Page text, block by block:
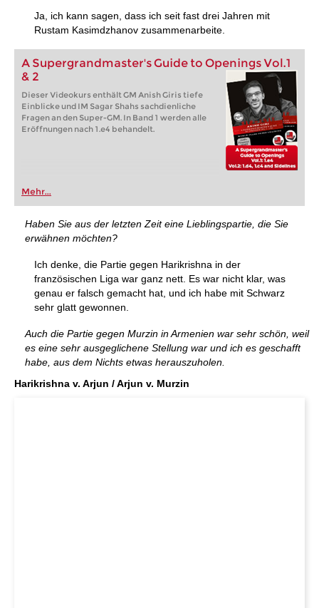
Ja, ich kann sagen, dass ich seit fast drei Jahren mit
Rustam Kasimdzhanov zusammenarbeite.
A Supergrandmaster's Guide to Openings Vol.1
& 2
Dieser Videokurs enthält GM Anish Giris tiefe
Einblicke und IM Sagar Shahs sachdienliche
Fragen an den Super-GM. In Band 1 werden alle
Eröffnungen nach 1.e4 behandelt.
Mehr...
Haben Sie aus der letzten Zeit eine Lieblingspartie, die Sie
erwähnen möchten?
Ich denke, die Partie gegen Harikrishna in der
französischen Liga war ganz nett. Es war nicht klar, was
genau er falsch gemacht hat, und ich habe mit Schwarz
sehr glatt gewonnen.
Auch die Partie gegen Murzin in Armenien war sehr schön, weil
es eine sehr ausgeglichene Stellung war und ich es geschafft
habe, aus dem Nichts etwas herauszuholen.
Harikrishna v. Arjun / Arjun v. Murzin